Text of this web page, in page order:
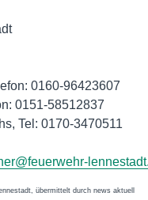
0160-96423607
0151-58512837
Tel: 0170-3470511
übermittelt durch news aktuell